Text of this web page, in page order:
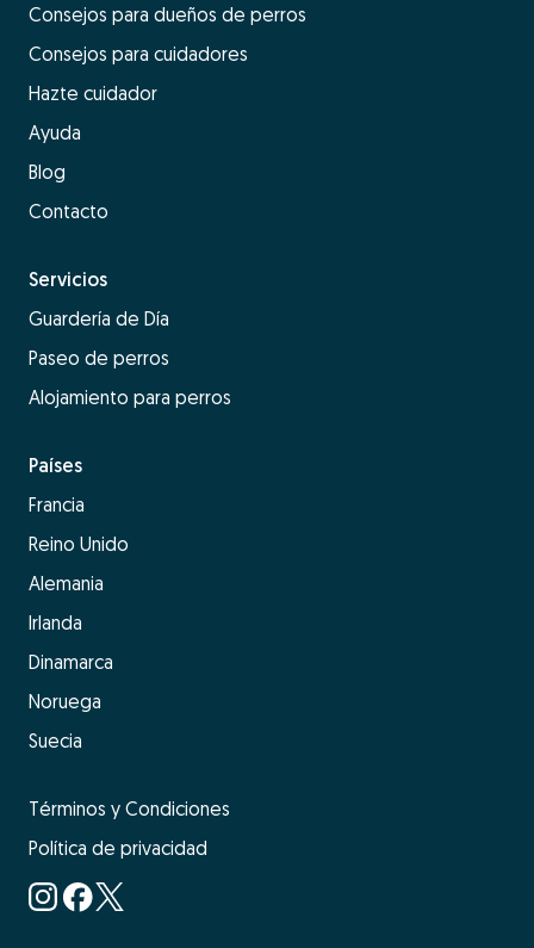
Consejos para dueños de perros
Consejos para cuidadores
Hazte cuidador
Ayuda
Blog
Contacto
Servicios
Guardería de Día
Paseo de perros
Alojamiento para perros
Países
Francia
Reino Unido
Alemania
Irlanda
Dinamarca
Noruega
Suecia
Términos y Condiciones
Política de privacidad